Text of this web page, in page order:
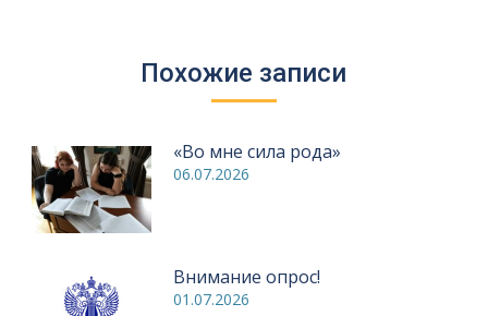
Похожие записи
«Во мне сила рода»
06.07.2026
Внимание опрос!
01.07.2026